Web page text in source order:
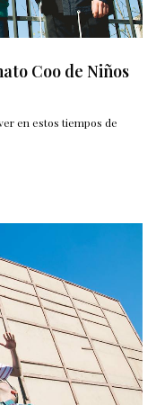
Coo de Niños
en estos tiempos de